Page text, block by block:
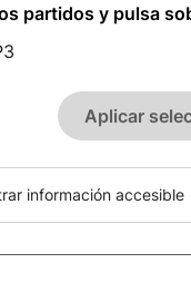
partidos y pulsa
3
Aplicar
información accesible